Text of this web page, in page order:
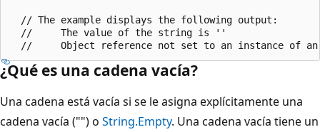
  // The example displays the following output:
  //     The value of the string is ''
¿Qué es una cadena vacía?
Una cadena está vacía si se le asigna explícitamente una
cadena vacía ("") o String.Empty. Una cadena vacía tiene un